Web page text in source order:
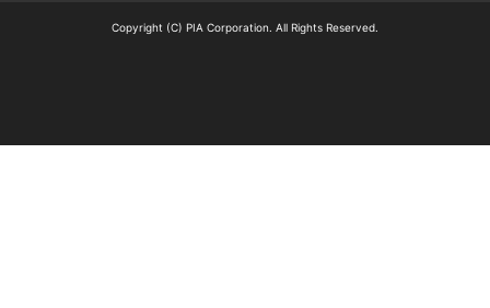
Copyright (C) PIA Corporation. All Rights Reserved.